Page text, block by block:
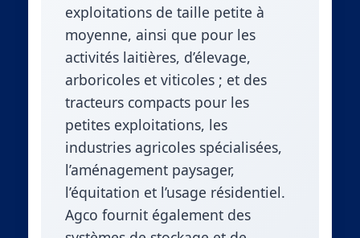
exploitations de taille petite à
moyenne, ainsi que pour les
activités laitières, d’élevage,
arboricoles et viticoles ; et des
tracteurs compacts pour les
petites exploitations, les
industries agricoles spécialisées,
l’aménagement paysager,
l’équitation et l’usage résidentiel.
Agco fournit également des